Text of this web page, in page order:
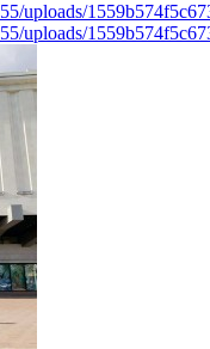
uploads/
uploads/